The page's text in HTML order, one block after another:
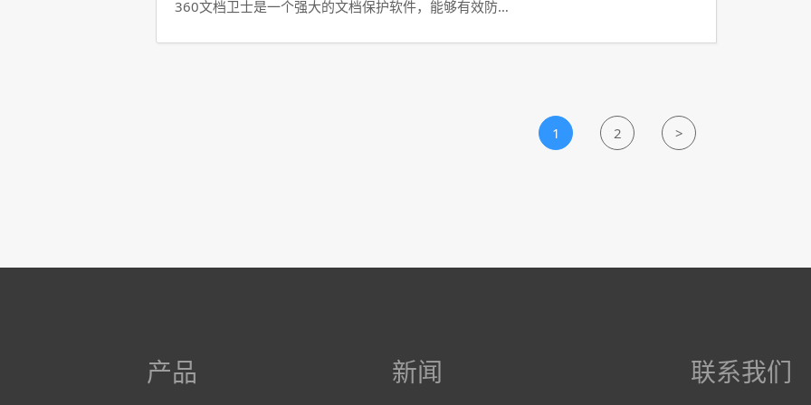
360文档卫士是一个强大的文档保护软件，能够有效防…
1 2 >
产品 新闻 联系我们